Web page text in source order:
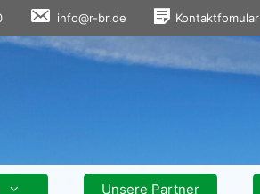
info@r-br.de Kontaktfomular
Unsere Partner